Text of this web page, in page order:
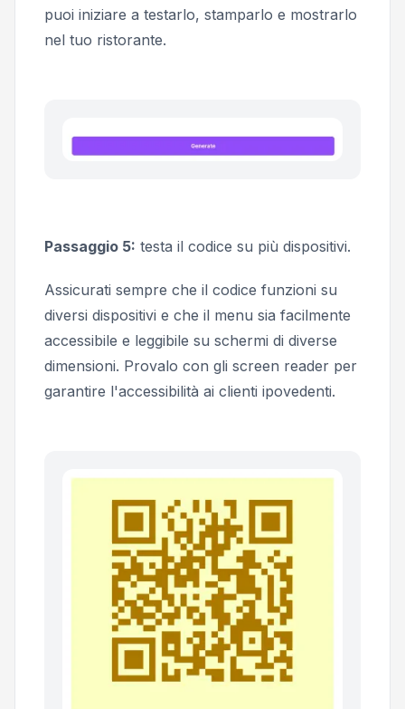
puoi iniziare a testarlo, stamparlo e mostrarlo
nel tuo ristorante.
Passaggio 5: testa il codice su più dispositivi.
Assicurati sempre che il codice funzioni su
diversi dispositivi e che il menu sia facilmente
accessibile e leggibile su schermi di diverse
dimensioni. Provalo con gli screen reader per
garantire l'accessibilità ai clienti ipovedenti.